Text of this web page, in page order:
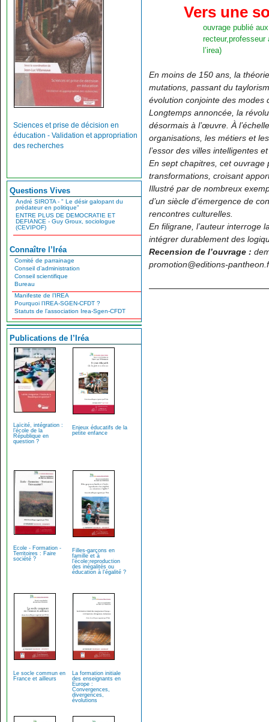
Sciences et prise de décision en
éducation - Validation et appropriation
des recherches
Questions Vives
André SIROTA - " Le désir galopant du
prédateur en politique"
ENTRE PLUS DE DEMOCRATIE ET
DEFIANCE - Guy Groux, sociologue
(CEVIPOF)
Connaître l’Iréa
Comité de parrainage
Conseil d’administration
Conseil scientifique
Bureau
Manifeste de l’IREA
Pourquoi l’IREA-SGEN-CFDT ?
Statuts de l’association Irea-Sgen-CFDT
Publications de l’Iréa
Laïcité, intégration :
l’école de la
République en
question ?
Enjeux éducatifs de la
petite enfance
Ecole - Formation -
Territoires : Faire
société ?
Filles-garçons en
famille et à
l’école:reproduction
des inégalités ou
éducation à l’égalité ?
Le socle commun en
France et ailleurs
La formation initiale
des enseignants en
Europe :
Convergences,
divergences,
évolutions
Vers une
ouvrage publié
recteur,professeur
l’irea)
En moins de 150 ans, la
mutations, passant du
évolution conjointe des modes
Longtemps annoncée, la
désormais à l’œuvre. À
organisations, les métiers et
l’essor des villes intelligentes
En sept chapitres, cet
transformations, croisant
Illustré par de nombreux
d’un siècle d’émergence de
rencontres culturelles.
En filigrane, l’auteur interroge
intégrer durablement des
Recension de l’ouvrage :
promotion@editions-